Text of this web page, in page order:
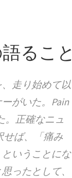
ること
走り始めて以
がいた。Pain
。正確なニュ
せば、「痛み
いうことにな
ったとして、